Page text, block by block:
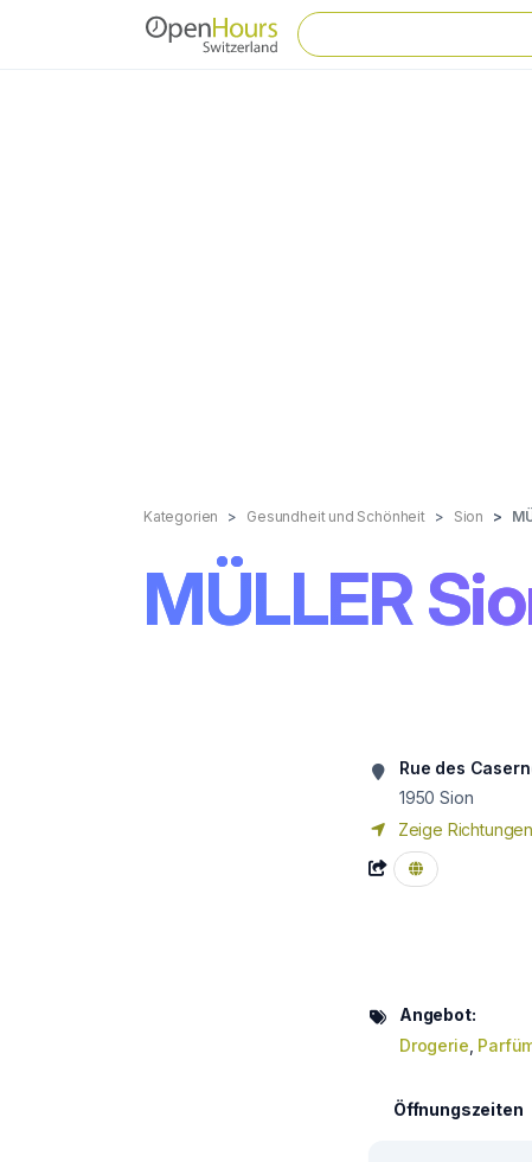
Kategorien Gesundheit und Schönheit Sion
MÜLLER
Rue des
1950 Sion
Zeige Richtungen
Angebot:
Drogerie
Öffnungszeiten